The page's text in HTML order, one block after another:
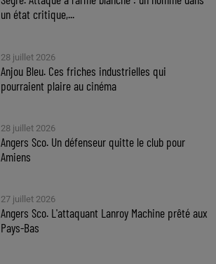
un état critique,...
28 juillet 2026
Anjou Bleu. Ces friches industrielles qui
pourraient plaire au cinéma
28 juillet 2026
Angers Sco. Un défenseur quitte le club pour
Amiens
27 juillet 2026
Angers Sco. L'attaquant Lanroy Machine prêté aux
Pays-Bas